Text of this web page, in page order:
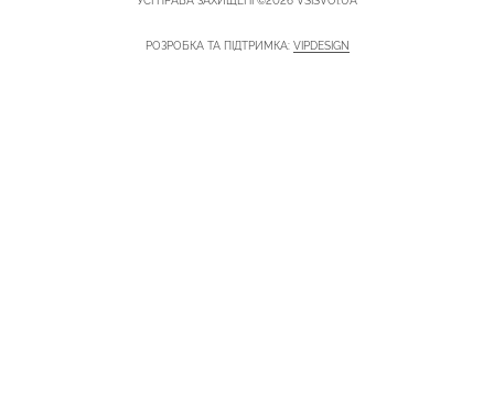
РОЗРОБКА ТА ПІДТРИМКА: VIPDESIGN